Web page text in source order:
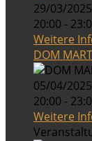
29/03/
20:00 -
Weitere
DOM
05/04/
20:00 -
Weitere